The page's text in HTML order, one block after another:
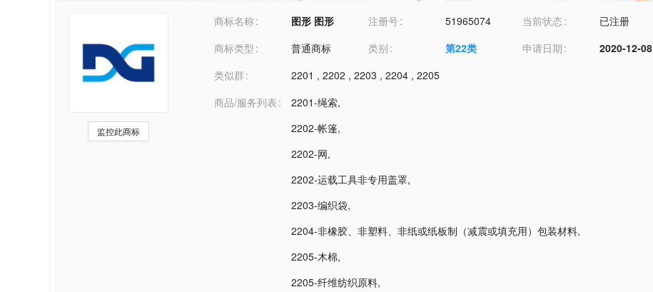
监控此商标
商标名称 图形 图形 注册号 51965074 当前状态
已注册
商标类型
普通商标 类别 第22类 申请日期
2020-12-08
类似群
2201 , 2202 , 2203 , 2204 , 2205
商品/服务列表
2201-绳索,
2202-帐篷,
2202-网,
2202-运载工具非专用盖罩,
2203-编织袋,
2204-非橡胶、非塑料、非纸或纸板制（减震或填充用）包装材料,
2205-木棉,
2205-纤维纺织原料,